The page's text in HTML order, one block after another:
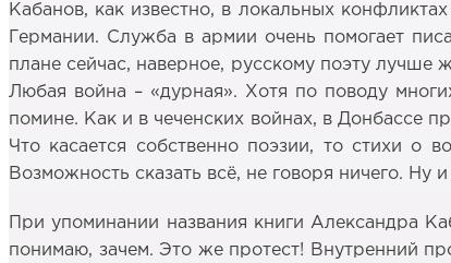
Кабанов, как известно, в локальных
Германии. Служба в армии очень помогает
плане сейчас, наверное, русскому поэту лучше
Любая война – «дурная». Хотя по поводу
помине. Как и в чеченских войнах, в Донбассе
Что касается собственно поэзии, то стихи о
Возможность сказать всё, не говоря ничего. Ну
При упоминании названия книги Александра
понимаю, зачем. Это же протест! Внутренний